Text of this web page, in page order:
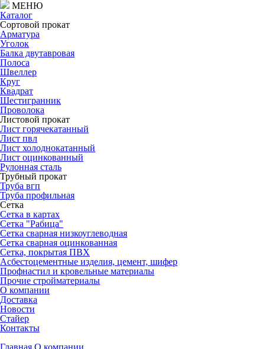
МЕНЮ
Каталог
Сортовой прокат
Арматура
Уголок
Балка двутавровая
Полоса
Швеллер
Круг
Квадрат
Шестигранник
Проволока
Листовой прокат
Лист горячекатанный
Лист пвл
Лист холоднокатанный
Лист оцинкованный
Рулонная сталь
Трубный прокат
Труба вгп
Труба профильная
Сетка
Сетка в картах
Сетка "Рабица"
Сетка сварная низкоуглеводная
Сетка сварная оцинкованная
Сетка, покрытая ПВХ
Асбестоцементные изделия, цемент, шифер
Профнастил и кровельные материалы
Прочие стройматериалы
О компании
Доставка
Новости
Стайер
Контакты
Главная О компании